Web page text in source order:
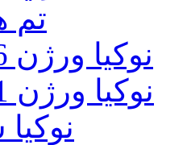
تم
نوكيا ورژن 6 و 7 و 8
نوكيا ورژن 9.1 و 9.2
نوکیا